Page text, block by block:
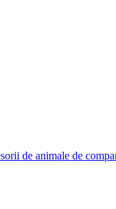
de animale de